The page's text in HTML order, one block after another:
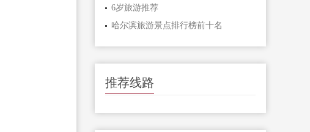
6岁旅游推荐
哈尔滨旅游景点排行榜前十名
推荐线路